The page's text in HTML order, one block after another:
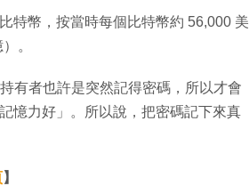
特幣，按當時每個比特幣約 56,000 美
。
有者也許是突然記得密碼，所以才會
憶力好」。所以說，把密碼記下來真
】